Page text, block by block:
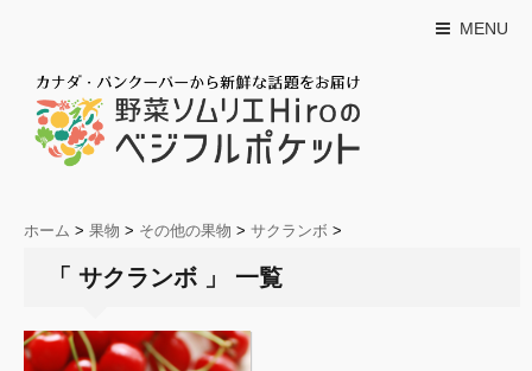
MENU
ホーム > 果物 > その他の果物 > サクランボ >
「 サクランボ 」 一覧